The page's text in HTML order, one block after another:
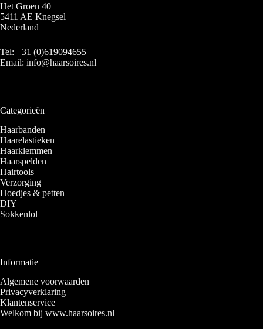
Het Groen 40
5411 AE Knegsel
Nederland
Tel: +31 (0)619094655
Email: info@haarsoires.nl
Categorieën
Haarbanden
Haarelastieken
Haarklemmen
Haarspelden
Hairtools
Verzorging
Hoedjes & petten
DIY
Sokkenlol
Informatie
Algemene voorwaarden
Privacyverklaring
Klantenservice
Welkom bij www.haarsoires.nl